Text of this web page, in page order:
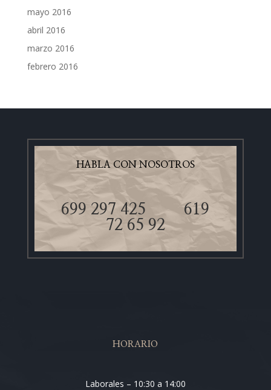
mayo 2016
abril 2016
marzo 2016
febrero 2016
HABLA CON NOSOTROS
699 297 425619
72 65 92
HORARIO
Laborales – 10:30 a 14:00